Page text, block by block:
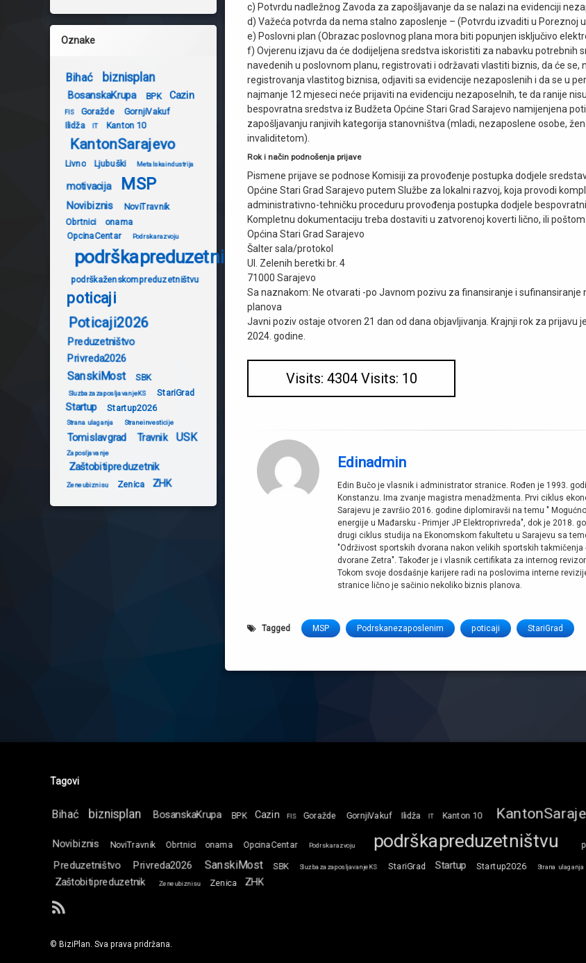
c) Potvrdu nadležnog Zavoda za zapošljavanje da se nalazi na evidenciji
d) Važeća potvrda da nema stalno zaposlenje – (Potvrdu izvaditi u Poreznoj
e) Poslovni plan (Obrazac poslovnog plana mora biti popunjen isključivo
f) Ovjerenu izjavu da će dodijeljena sredstva iskoristiti za nabavku potrebnih
navedenih u poslovnom planu, registrovati i održavati vlastiti biznis, da će se,
registrovanja vlastitog biznisa, odjaviti sa evidencije nezaposlenih i da se u
najmanje 12 mjeseci neće prijaviti na evidenciju nezaposelnih, te da ranije
bespovratna sredstva iz Budžeta Općine Stari Grad Sarajevo namijenjena
zapošljavanju ranjivih kategorija stanovništva (mladi, nezaposlene osobe,
invaliditetom).
Rok i način podnošenja prijave
Pismene prijave se podnose Komisiji za provođenje postupka dodjele
Općine Stari Grad Sarajevo putem Službe za lokalni razvoj, koja provodi
administrativno-tehničku proceduru provođenja postupka dodjele
Kompletnu dokumentaciju treba dostaviti u zatvorenoj koverti lično, ili
Općina Stari Grad Sarajevo
Šalter sala/protokol
Ul. Zelenih beretki br. 4
71000 Sarajevo
Sa naznakom: Ne otvarati -po Javnom pozivu za finansiranje i sufinansiranje
planova
Javni poziv ostaje otvoren 21 dan od dana objavljivanja. Krajnji rok za prijavu
2024. godine.
Visits: 4304 Visits: 10
Edinadmin
Edin Bučo je vlasnik i administrator stranice. Rođen je 1993.
Konstanzu. Ima zvanje magistra menadžmenta. Prvi ciklus
Sarajevu je završio 2016. godine diplomiravši na temu "
energije u Mađarsku - Primjer JP Elektroprivreda", dok je 2018.
drugi ciklus studija na Ekonomskom fakultetu u Sarajevu sa
"Održivost sportskih dvorana nakon velikih sportskih
dvorane Zetra". Također je i vlasnik certifikata za internog
Tokom svoje dosdašnje karijere radi na poslovima interne
stranice lično je sačinio nekoliko biznis planova.
Tagged MSP Podrskanezaposlenim poticaji StariGrad
Oznake
Bihać biznisplan
BosanskaKrupa BPK Cazin
FIS Goražde
GornjiVakuf
Ilidža
IT Kanton 10
KantonSarajevo
Livno Ljubuški Metalskaindustrija
motivacija MSP
Novibiznis
NoviTravnik
Obrtnici
onama
OpcinaCentar
Podrskarazvoju
podrškapreduzetništvu
podrškaženskompreduzetništvu
poticaji
Poticaji2026
Preduzetništvo
Privreda2026
SanskiMost SBK
SluzbazazaposljavanjeKS StariGrad
Startup Startup2026
Strana ulaganja Straneinvesticije
Tomislavgrad Travnik USK
Zaposljavanje
Zaštobitipreduzetnik
Zeneubiznisu Zenica ZHK
Tagovi
Bihać biznisplan BosanskaKrupa BPK Cazin FIS Goražde GornjiVakuf Ilidža IT Kanton 10
Novibiznis NoviTravnik Obrtnici onama OpcinaCentar Podrskarazvoju podrškapreduzetništvu
Preduzetništvo Privreda2026 SanskiMost SBK SluzbazazaposljavanjeKS StariGrad Startup Startup2026 Strana ulaganja
Zaštobitipreduzetnik Zeneubiznisu Zenica ZHK
RSS
© BiziPlan. Sva prava pridržana.